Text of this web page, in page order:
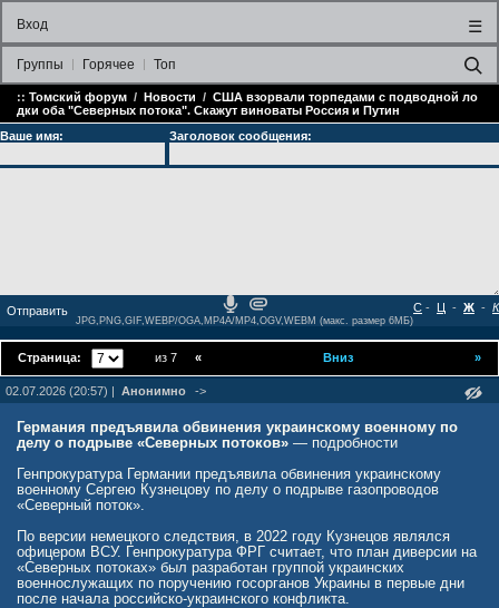
Вход ☰
Группы Горячее Топ
:: Томский форум / Новости / США взорвали торпедами с подводной ло
дки оба "Северных потока". Скажут виноваты Россия и Путин
Ваше имя:
Заголовок сообщения:
- Ц - Ж - К
С
JPG,PNG,GIF,WEBP/OGA,MP4A/MP4,OGV,WEBM (макс. размер 6МБ)
Страница: из 7 »
« Вниз
02.07.2026 (20:57) | Анонимно ->
Германия предъявила обвинения украинскому военному по
делу о подрыве «Северных потоков» — подробности
Генпрокуратура Германии предъявила обвинения украинскому
военному Сергею Кузнецову по делу о подрыве газопроводов
«Северный поток».
По версии немецкого следствия, в 2022 году Кузнецов являлся
офицером ВСУ. Генпрокуратура ФРГ считает, что план диверсии на
«Северных потоках» был разработан группой украинских
военнослужащих по поручению госорганов Украины в первые дни
после начала российско-украинского конфликта.